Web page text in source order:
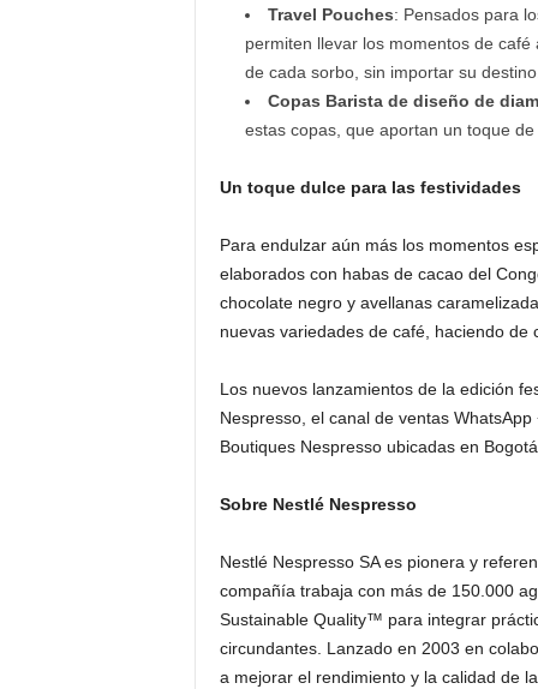
Travel Pouches: Pensados para
permiten llevar los momentos de
de cada sorbo, sin importar su destino.
Copas Barista de diseño de
estas copas, que aportan un toque
Un toque dulce para las festividades
Para endulzar aún más los momentos
elaborados con habas de cacao del
chocolate negro y avellanas
nuevas variedades de café, haciendo de
Los nuevos lanzamientos de la edición
Nespresso, el canal de ventas
Boutiques Nespresso ubicadas en
Sobre Nestlé Nespresso
Nestlé Nespresso SA es pionera y
compañía trabaja con más de 150.000
Sustainable Quality™ para integrar
circundantes. Lanzado en 2003 en
a mejorar el rendimiento y la calidad de